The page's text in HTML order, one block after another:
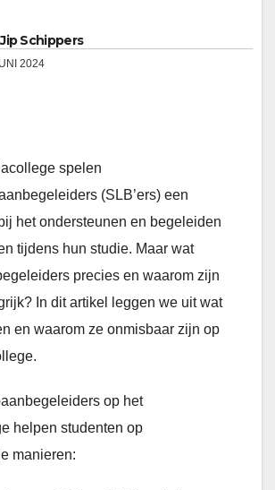
Jip Schippers
2024
spelen
(SLB’ers) een
het ondersteunen en begeleiden
tijdens hun studie. Maar wat
precies en waarom zijn
In dit artikel leggen we uit wat
en waarom ze onmisbaar zijn op
op het
helpen studenten op
manieren: